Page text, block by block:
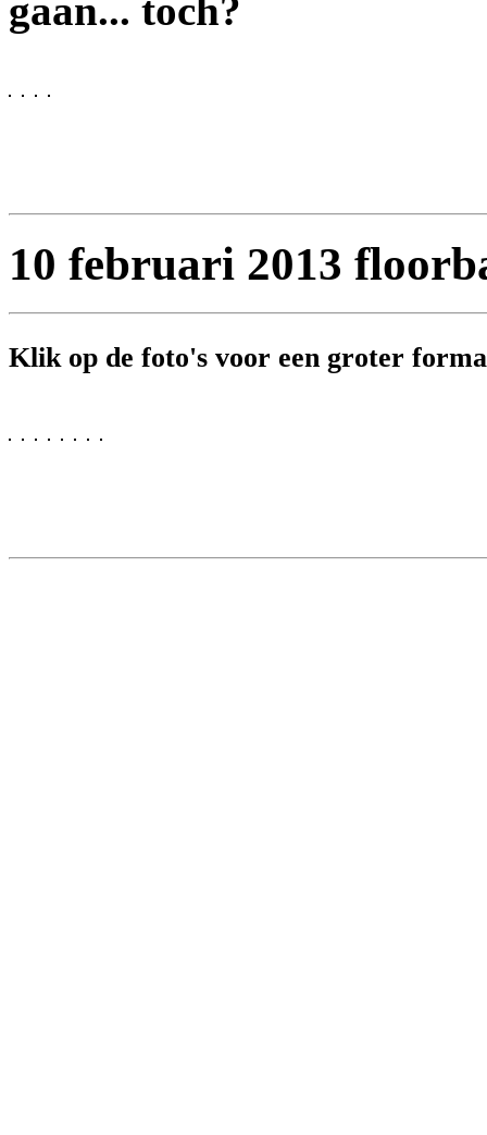
gaan... toch?
10 februari 2013
Klik op de foto's voor een groter